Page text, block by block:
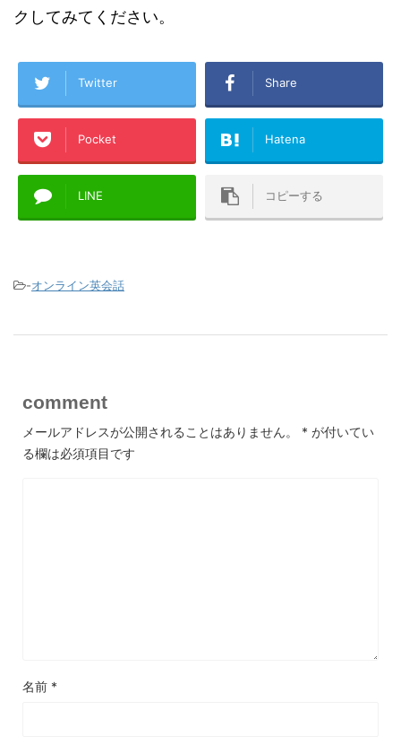
クしてみてください。
Twitter Share
Pocket Hatena
LINE コピーする
-オンライン英会話
comment
メールアドレスが公開されることはありません。 * が付いてい
る欄は必須項目です
名前 *